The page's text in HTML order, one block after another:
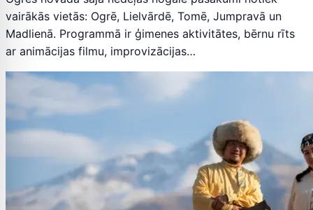
vairākās vietās: Ogrē, Lielvārdē, Tomē, Jumpravā un
Madlienā. Programmā ir ģimenes aktivitātes, bērnu rīts
ar animācijas filmu, improvizācijas…